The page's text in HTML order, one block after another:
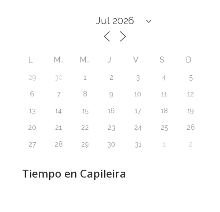
L M M J V S D
29 30 1 2 3 4 5
6 7 8 9 10 11 12
13 14 15 16 17 18 19
20 21 22 23 24 25 26
27 28 29 30 31 1 2
Tiempo en Capileira